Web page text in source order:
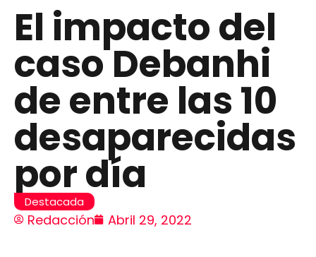
El impacto del
caso Debanhi
de entre las 10
desaparecidas
por día
Destacada
Redacción Abril 29, 2022